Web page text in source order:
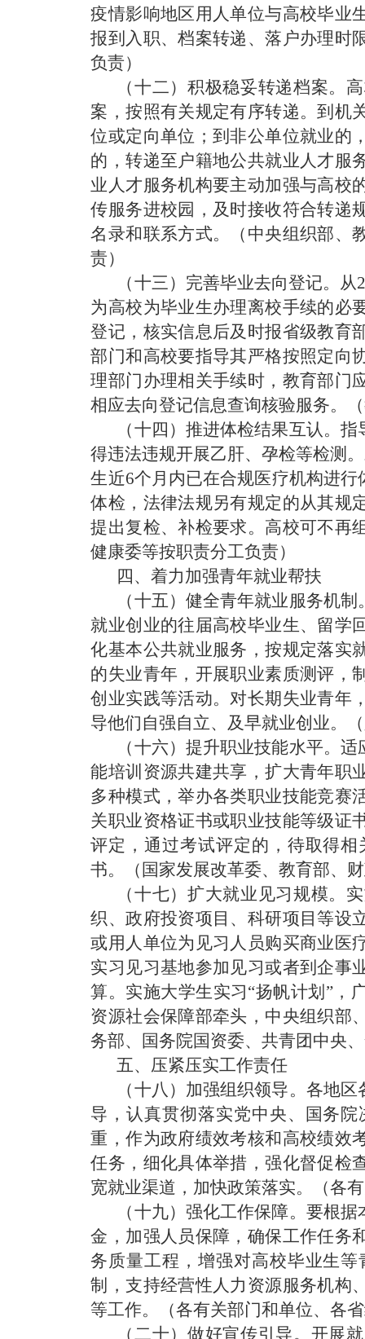
疫情影响地区用人单位与高校毕业
报到入职、档案转递、落户办理时
负责）
（十二）积极稳妥转递档案。
案，按照有关规定有序转递。到机
位或定向单位；到非公单位就业的
的，转递至户籍地公共就业人才服
业人才服务机构要主动加强与高校
传服务进校园，及时接收符合转递
名录和联系方式。
（中央组织部
责）
（十三）完善毕业去向登记。 从
为高校为毕业生办理离校手续的必
登记，核实信息后及时报省级教育
部门和高校要指导其严格按照定向
理部门办理相关手续时，教育部门
相应去向登记信息查询核验服务。
（十四）推进体检结果互认。 指
得违法违规开展乙肝、孕检等检测
生近6个月内已在合规医疗机构进
体检，法律法规另有规定的从其规
提出复检、补检要求。高校可不再
健康委等按职责分工负责）
四、着力加强青年就业帮扶
（十五）健全青年就业服务机制
就业创业的往届高校毕业生、留学
化基本公共就业服务，按规定落实
的失业青年，开展职业素质测评，
创业实践等活动。对长期失业青年
导他们自强自立、及早就业创业。
（十六）提升职业技能水平。 适
能培训资源共建共享，扩大青年职
多种模式，举办各类职业技能竞赛
关职业资格证书或职业技能等级证
评定，通过考试评定的，待取得
书。
（国家发展改革委、教育部、
（十七）扩大就业见习规模。
织、政府投资项目、科研项目等设
或用人单位为见习人员购买商业医
实习见习基地参加见习或者到企事
算。实施大学生实习“扬帆计划”，
资源社会保障部牵头，中央组织部
务部、国务院国资委、共青团中央
五、压紧压实工作责任
（十八）加强组织领导。 各地区
导，认真贯彻落实党中央、国务
重，作为政府绩效考核和高校绩效
任务，细化具体举措，强化督促检
宽就业渠道，加快政策落实。
（各
（十九）强化工作保障。 要根据
金，加强人员保障，确保工作任务
务质量工程，增强对高校毕业生
制，支持经营性人力资源服务机构
等工作。
（各有关部门和单位、各
（二十）做好宣传引导。 开展